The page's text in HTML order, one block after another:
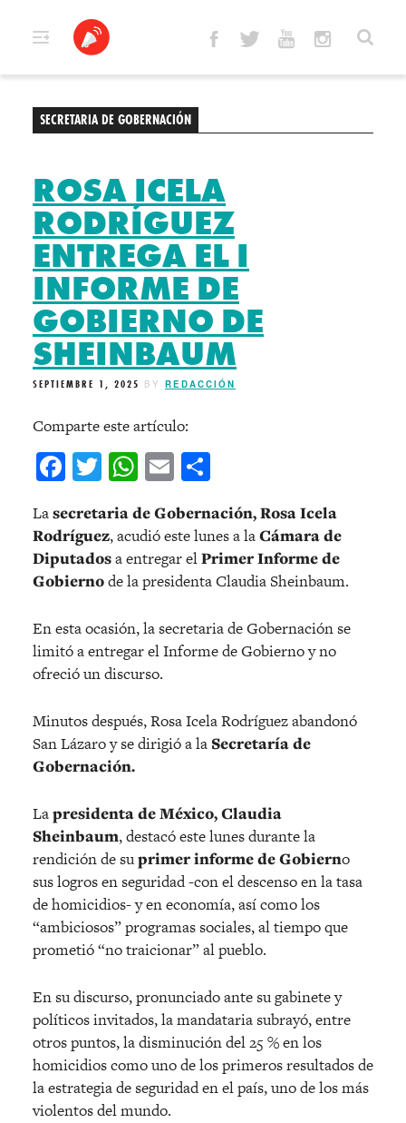
SECRETARIA DE GOBERNACIÓN
ROSA ICELA
RODRÍGUEZ
ENTREGA EL I
INFORME DE
GOBIERNO DE
SHEINBAUM
SEPTIEMBRE 1, 2025 BY REDACCIÓN
Comparte este artículo:
Facebook
Twitter
WhatsApp
Email
Lasecretaria de Gobernación, Rosa Icela
Rodríguez, acudió este lunes a laCámara de
Diputadosa entregar elPrimer Informe de
Gobiernode la presidenta Claudia Sheinbaum.
En esta ocasión, la secretaria de Gobernación se
limitó a entregar el Informe de Gobierno y no
ofreció un discurso.
Minutos después, Rosa Icela Rodríguez abandonó
San Lázaro y se dirigió a la Secretaría de
Gobernación.
Lapresidenta de México, Claudia
Sheinbaum, destacó este lunes durante la
rendición de suprimer informe de Gobierno
sus logros en seguridad -con el descenso en la tasa
de homicidios- y en economía, así como los
“ambiciosos” programas sociales, al tiempo que
prometió “no traicionar” al pueblo.
En su discurso, pronunciado ante su gabinete y
políticos invitados, la mandataria subrayó, entre
otros puntos, la disminución del 25 % en los
homicidios como uno de los primeros resultados de
la estrategia de seguridad en el país, uno de los más
violentos del mundo.